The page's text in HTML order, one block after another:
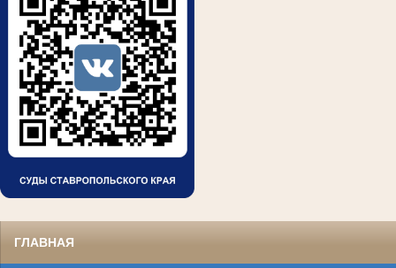
ГЛАВНАЯ